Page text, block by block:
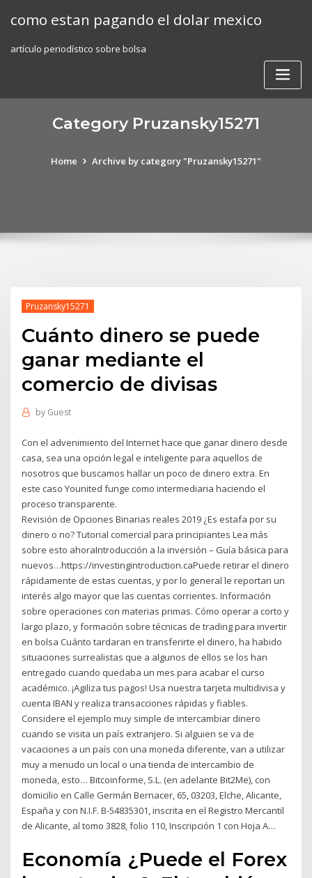
como estan pagando el dolar mexico
artículo periodístico sobre bolsa
Category Pruzansky15271
Home Archive by category "Pruzansky15271"
Pruzansky15271
Cuánto dinero se puede
ganar mediante el
comercio de divisas
by Guest
Con el advenimiento del Internet hace que ganar dinero desde
casa, sea una opción legal e inteligente para aquellos de
nosotros que buscamos hallar un poco de dinero extra. En
este caso Younited funge como intermediaria haciendo el
proceso transparente.
Revisión de Opciones Binarias reales 2019 ¿Es estafa por su
dinero o no? Tutorial comercial para principiantes Lea más
sobre esto ahoraIntroducción a la inversión – Guía básica para
nuevos…https://investingintroduction.caPuede retirar el dinero
rápidamente de estas cuentas, y por lo general le reportan un
interés algo mayor que las cuentas corrientes. Información
sobre operaciones con materias primas. Cómo operar a corto y
largo plazo, y formación sobre técnicas de trading para invertir
en bolsa Cuánto tardaran en transferirte el dinero, ha habido
situaciones surrealistas que a algunos de ellos se los han
entregado cuando quedaba un mes para acabar el curso
académico. ¡Agiliza tus pagos! Usa nuestra tarjeta multidivisa y
cuenta IBAN y realiza transacciones rápidas y fiables.
Considere el ejemplo muy simple de intercambiar dinero
cuando se visita un país extranjero. Si alguien se va de
vacaciones a un país con una moneda diferente, van a utilizar
muy a menudo un local o una tienda de intercambio de
moneda, esto… Bitcoinforme, S.L. (en adelante Bit2Me), con
domicilio en Calle Germán Bernacer, 65, 03203, Elche, Alicante,
España y con N.I.F. B-54835301, inscrita en el Registro Mercantil
de Alicante, al tomo 3828, folio 110, Inscripción 1 con Hoja A…
Economía ¿Puede el Forex